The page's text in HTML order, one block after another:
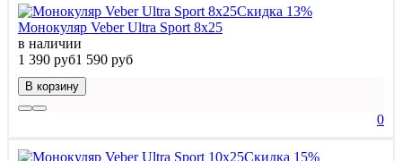
Скидка 13%
Монокуляр Veber Ultra Sport 8x25
в наличии
1 390 руб1 590 руб
В корзину
0
Скидка 15%